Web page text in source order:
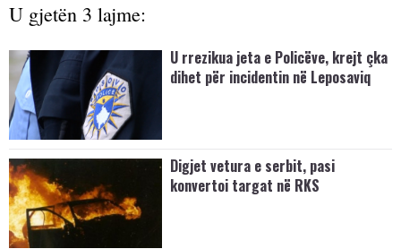
U gjetën 3 lajme:
U rrezikua jeta e Policëve, krejt çka
dihet për incidentin në Leposaviq
Digjet vetura e serbit, pasi
konvertoi targat në RKS